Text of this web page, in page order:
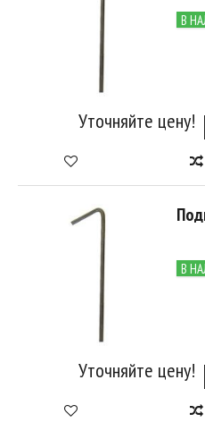
В
Уточняйте цену!
В
Уточняйте цену!